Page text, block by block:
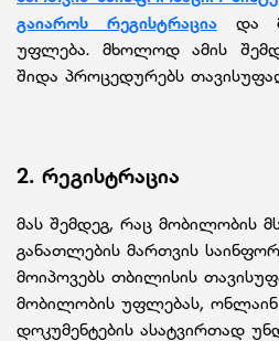
გაიაროს რეგისტრაციადა
უფლება. მხოლოდ ამის
შიდა პროცედურებს
2. რეგისტრაცია
მას შემდეგ, რაც მობილობის
განათლების მართვის
მოიპოვებს თბილისის
მობილობის უფლებას, ონლაინ
დოკუმენტების ასატვირთად